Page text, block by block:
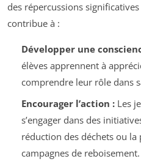
des répercussions
contribue à :
Développer une
élèves apprennent à
comprendre leur rôle dans
Encourager l’action :Les
s’engager dans des
réduction des déchets ou
campagnes de reboisement.